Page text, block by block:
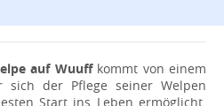
auf Wuuffkommt von einem
sich der Pflege seiner Welpen
Start ins Leben ermöglicht.